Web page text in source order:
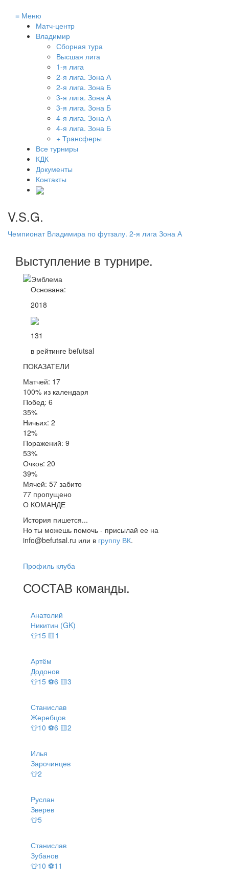
≡ Меню
Матч-центр
Владимир
Сборная тура
Высшая лига
1-я лига
2-я лига. Зона А
2-я лига. Зона Б
3-я лига. Зона А
3-я лига. Зона Б
4-я лига. Зона А
4-я лига. Зона Б
+ Трансферы
Все турниры
КДК
Документы
Контакты
V.S.G.
Чемпионат Владимира по футзалу. 2-я лига Зона А
Выступление в турнире.
Основана:
2018
131
в рейтинге befutsal
ПОКАЗАТЕЛИ
Матчей: 17
100% из календаря
Побед: 6
35%
Ничьих: 2
12%
Поражений: 9
53%
Очков: 20
39%
Мячей: 57 забито
77 пропущено
О КОМАНДЕ
История пишется...
Но ты можешь помочь - присылай ее на
info@befutsal.ru или в группу ВК.
Профиль клуба
СОСТАВ команды.
Анатолий
Никитин (GK)
👕15 🟨1
Артём
Додонов
👕15 ⚽6 🟨3
Станислав
Жеребцов
👕10 ⚽6 🟨2
Илья
Зарочинцев
👕2
Руслан
Зверев
👕5
Станислав
Зубанов
👕10 ⚽11